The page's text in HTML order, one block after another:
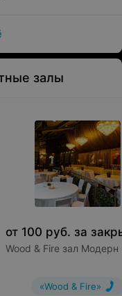
залы
от 100 руб. за закрытие
Wood & Fire зал Модерн
«Wood & Fire»